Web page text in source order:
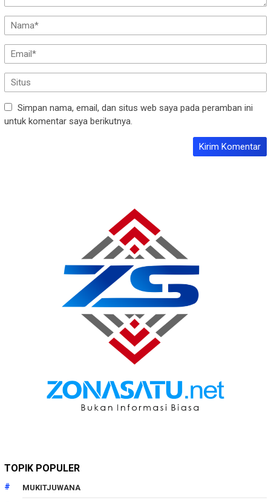
Simpan nama, email, dan situs web saya pada peramban ini
untuk komentar saya berikutnya.
TOPIK POPULER
MUKITJUWANA